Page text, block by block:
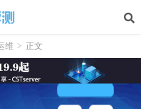
维 > 正文